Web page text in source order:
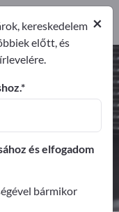
és
Gyártók10
Forgalmazó1 ×
kereskedelem
előtt, és
és elfogadom
bármikor